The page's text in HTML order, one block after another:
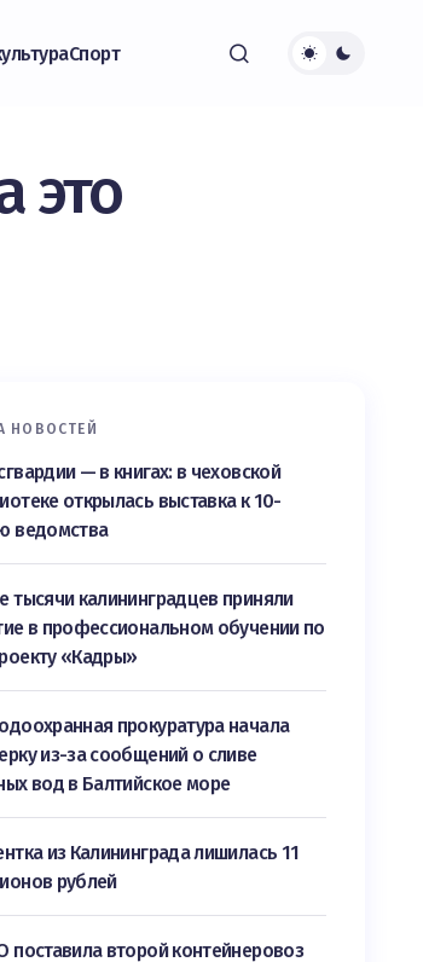
Спорт
это
НОВОСТЕЙ
— в книгах: в чеховской
открылась выставка к 10-
ведомства
тысячи калининградцев приняли
в профессиональном обучении по
«Кадры»
прокуратура начала
из-за сообщений о сливе
вод в Балтийское море
из Калининграда лишилась 11
рублей
поставила второй контейнеровоз